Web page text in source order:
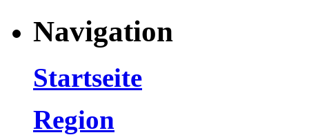
Navigation
Startseite
Region